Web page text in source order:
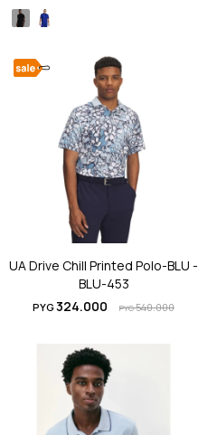
UA Drive Chill Printed Polo-BLU -
BLU-453
PYG324.000 PYG540.000